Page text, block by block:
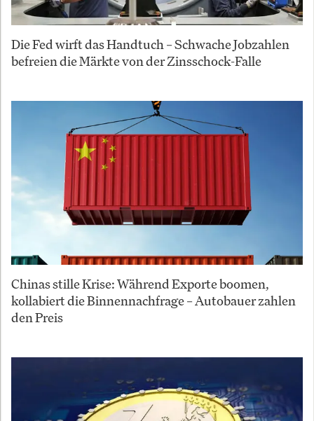
Die Fed wirft das Handtuch – Schwache Jobzahlen
befreien die Märkte von der Zinsschock-Falle
Chinas stille Krise: Während Exporte boomen,
kollabiert die Binnennachfrage – Autobauer zahlen
den Preis